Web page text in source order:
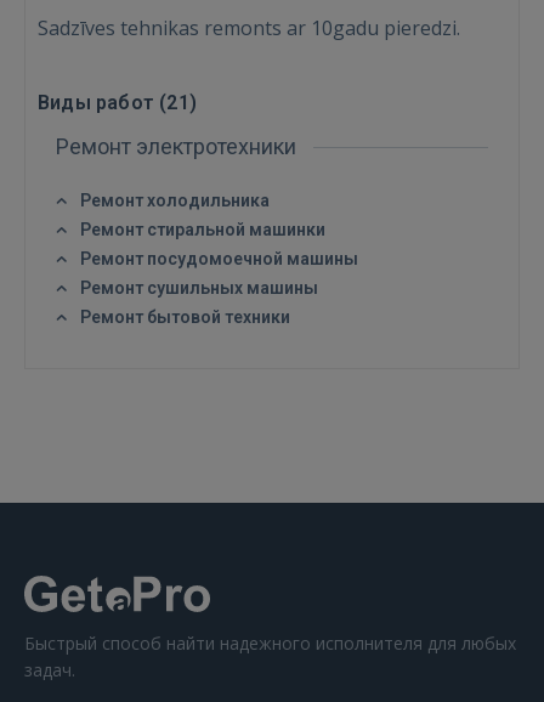
Sadzīves tehnikas remonts ar 10gadu pieredzi.
Виды работ (21)
Ремонт электротехники
Ремонт холодильника
Ремонт стиральной машинки
Ремонт посудомоечной машины
Ремонт сушильных машины
Ремонт бытовой техники
Быстрый способ найти надежного исполнителя для любых
задач.